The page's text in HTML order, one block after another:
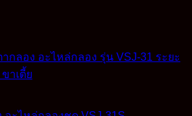
กลอง อะไหล่กลอง รุ่น VSJ-31 ระยะ
าเตี้ย